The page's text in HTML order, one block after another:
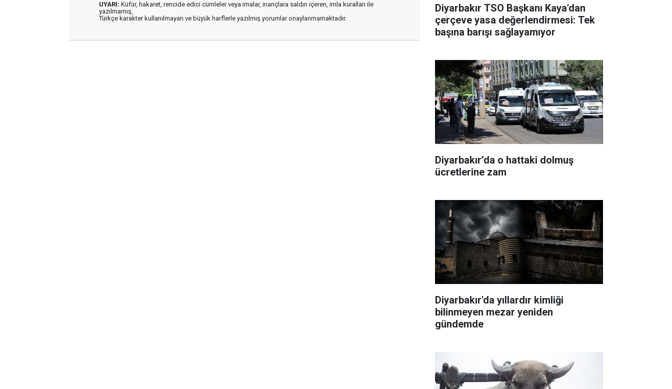
UYARI: Küfür, hakaret, rencide edici cümleler veya imalar, inançlara saldırı içeren, imla kuralları ile
yazılmamış,
Türkçe karakter kullanılmayan ve büyük harflerle yazılmış yorumlar onaylanmamaktadır.
Diyarbakır TSO Başkanı Kaya'dan
çerçeve yasa değerlendirmesi: Tek
başına barışı sağlayamıyor
Diyarbakır’da o hattaki dolmuş
ücretlerine zam
Diyarbakır'da yıllardır kimliği
bilinmeyen mezar yeniden
gündemde